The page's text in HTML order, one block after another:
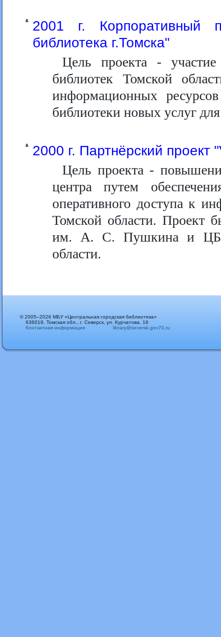
2001 г. Корпоративный
библиотека г.Томска"
Цель проекта -
библиотек Томской
информационных
библиотеки новых услуг
2000 г. Партнёрский проект
Цель проекта -
центра путем
оперативного доступа к
Томской области. Проект
им. А. С. Пушкина и ЦБС
области.
© 2005–2026 МБУ «Центральная городская библиотека»
636019, Томская обл., г. Северск, ул. Курчатова, 16
Контактная информация
library@seversk.gov70.ru